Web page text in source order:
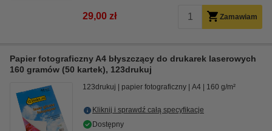
29,00 zł Zamawiam
Papier fotograficzny A4 błyszczący do drukarek laserowych
160 gramów (50 kartek), 123drukuj
123drukuj papier fotograficzny A4 160 g/m²
Kliknij i sprawdź całą specyfikacje
Dostępny